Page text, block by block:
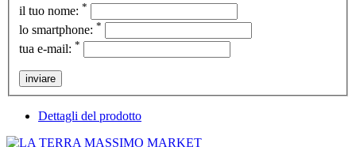
il tuo nome: *
lo smartphone: *
tua e-mail: *
inviare
Dettagli del prodotto